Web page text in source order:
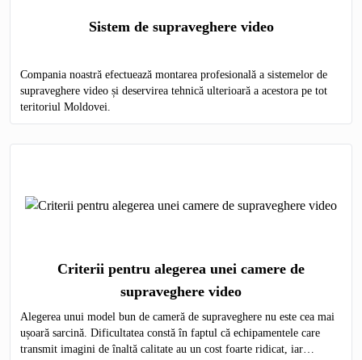
Sistem de supraveghere video
Compania noastră efectuează montarea profesională a sistemelor de
supraveghere video și deservirea tehnică ulterioară a acestora pe tot
teritoriul Moldovei.
Criterii pentru alegerea unei camere de
supraveghere video
Alegerea unui model bun de cameră de supraveghere nu este cea mai
ușoară sarcină. Dificultatea constă în faptul că echipamentele care
transmit imagini de înaltă calitate au un cost foarte ridicat, iar